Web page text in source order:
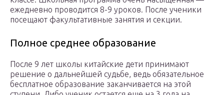
ежедневно проводится 8-9 уроков. После ученики
посещают факультативные занятия и секции.
Полное среднее образование
После 9 лет школы китайские дети принимают
решение о дальнейшей судьбе, ведь обязательное
бесплатное образование заканчивается на этой